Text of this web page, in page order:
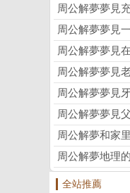
周公解夢夢見
周公解夢夢見
周公解夢夢見
周公解夢夢見
周公解夢夢見
周公解夢夢見
周公解夢和家
周公解夢地理
全站推薦